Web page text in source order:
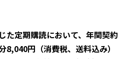
た定期購読において、年関契約
8,040円（消費税、送料込み）